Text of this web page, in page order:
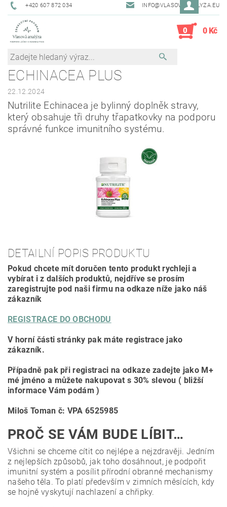
+420 607 872 034 INFO@VLASOVAANALYZA.EU
0 0 Kč
ECHINACEA PLUS
22.12.2024
Nutrilite Echinacea je bylinný doplněk stravy,
který obsahuje tři druhy třapatkovky na podporu
správné funkce imunitního systému.
DETAILNÍ POPIS PRODUKTU
Pokud chcete mít doručen tento produkt rychleji a
vybírat i z dalších produktů, nejdříve se prosím
zaregistrujte pod naši firmu na odkaze níže jako náš
zákazník
REGISTRACE DO OBCHODU
V horní části stránky pak máte registrace jako
zákazník.
Případně pak při registraci na odkaze zadejte jako M+
mé jméno a můžete nakupovat s 30% slevou ( bližší
informace Vám podám )
Miloš Toman č: VPA 6525985
PROČ SE VÁM BUDE LÍBIT…
Všichni se chceme cítit co nejlépe a nejzdravěji. Jedním
z nejlepších způsobů, jak toho dosáhnout, je podpořit
imunitní systém a posílit přírodní obranné mechanismy
našeho těla. To platí především v zimních měsících, kdy
se hojně vyskytují nachlazení a chřipky.